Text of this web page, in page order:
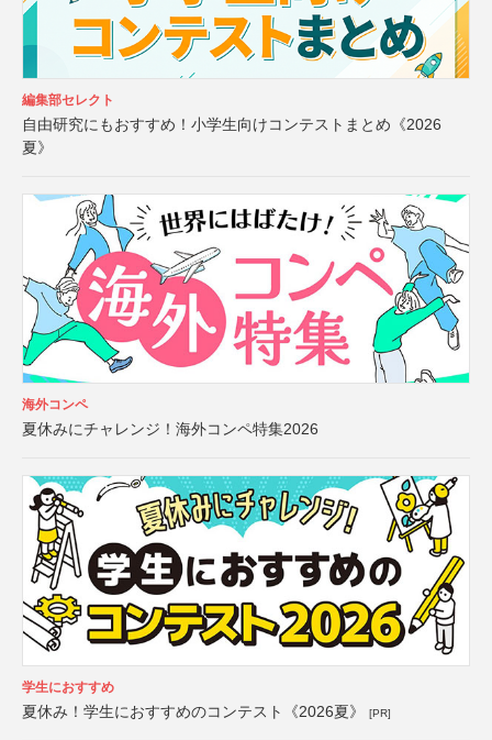
編集部セレクト
自由研究にもおすすめ！小学生向けコンテストまとめ《2026
夏》
海外コンペ
夏休みにチャレンジ！海外コンペ特集2026
学生におすすめ
夏休み！学生におすすめのコンテスト《2026夏》 [PR]